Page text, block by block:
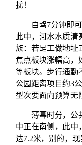
扰！
自驾7分钟即可
此中，河水水质清
族：若是工做地址
焦点板块涨幅高，
等板块。步行通勤
公园距离项目约3
型次要面向预算无
薄暮时分，公共
中正在南侧，此中
达7.2米，别的，